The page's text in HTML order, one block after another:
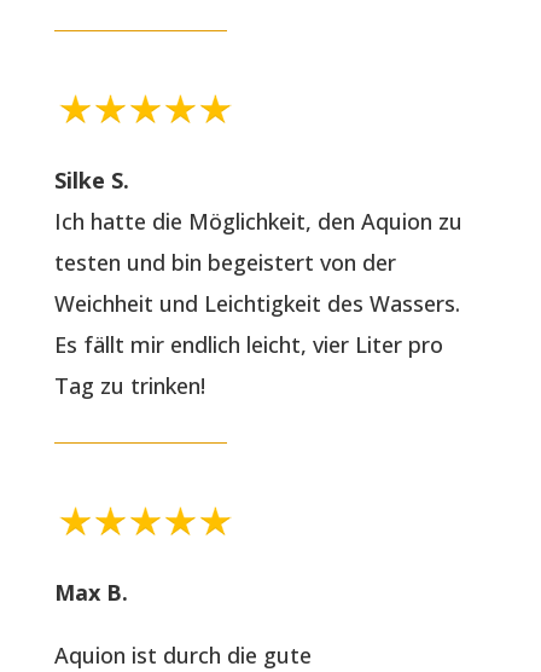
Silke S.
Ich hatte die Möglichkeit, den Aquion zu
testen und bin begeistert von der
Weichheit und Leichtigkeit des Wassers.
Es fällt mir endlich leicht, vier Liter pro
Tag zu trinken!
Max B.
Aquion ist durch die gute